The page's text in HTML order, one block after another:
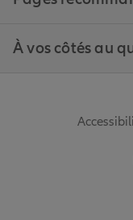
À vos côtés au